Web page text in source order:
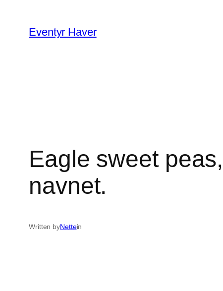
indhold
Eventyr Haver
Eagle sweet
navnet.
Written byNettein